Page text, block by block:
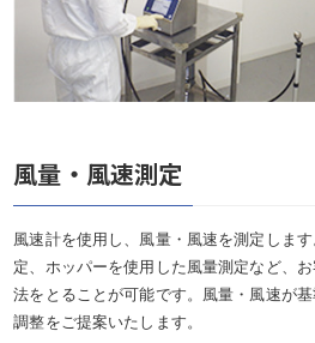
風量・風速測定
風速計を使用し、風量・風速を測定しま
定、ホッパーを使用した風量測定など、
法をとることが可能です。風量・風速が
調整をご提案いたします。